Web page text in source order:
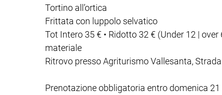
Tortino all’ortica
Frittata con luppolo selvatico
Tot Intero 35 € • Ridotto 32 € (Under 12 |
materiale
Ritrovo presso Agriturismo Vallesanta,
Prenotazione obbligatoria entro domenica